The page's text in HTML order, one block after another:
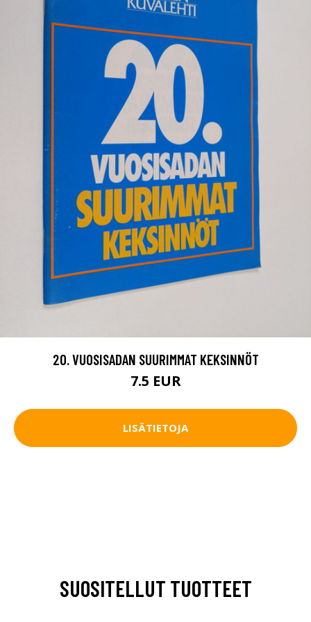
20. VUOSISADAN SUURIMMAT KEKSINNÖT
7.5 EUR
LISÄTIETOJA
SUOSITELLUT TUOTTEET